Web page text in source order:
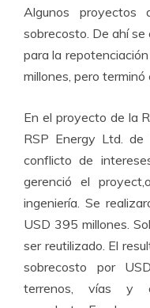
Algunos proyectos
sobrecosto. De ahí se
para la
millones, pero
En el proyecto de la
RSP Energy Ltd. de
conflicto de
gerenció el
ingeniería. Se
USD 395 millones.
ser reutilizado. El
sobrecosto por
terrenos, vías y